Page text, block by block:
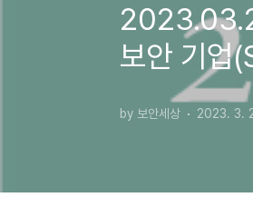
보안 기
by 보안세상 2023. 3.